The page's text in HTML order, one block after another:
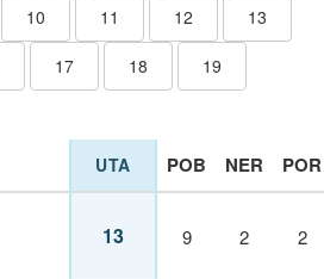
10 11 12 13
17 18 19
UTA POB NER POR
13 9 2 2